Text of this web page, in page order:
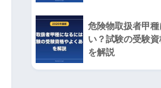
危険物取扱者甲
い？試験の受験
を解説